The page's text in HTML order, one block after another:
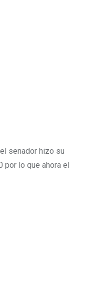
senador hizo su
lo que ahora el